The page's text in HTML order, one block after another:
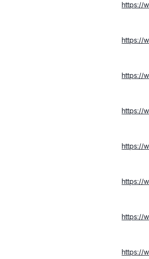
https://
https://
https://
https://
https://
https://
https://
https://